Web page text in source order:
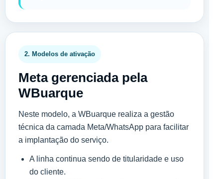
2. Modelos de ativação
Meta gerenciada pela
WBuarque
Neste modelo, a WBuarque realiza a gestão
técnica da camada Meta/WhatsApp para facilitar
a implantação do serviço.
A linha continua sendo de titularidade e uso
do cliente.